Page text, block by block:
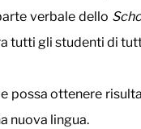
verbale dello
tutti gli studenti di
possa ottenere
nuova lingua.